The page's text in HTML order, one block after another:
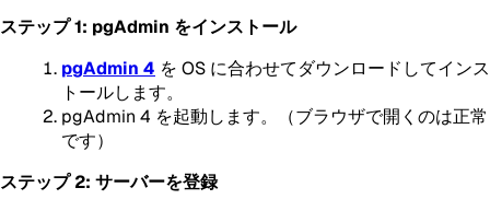
ステップ 1: pgAdmin をインストール
pgAdmin 4 を OS に合わせてダウンロードしてインス
トールします。
pgAdmin 4 を起動します。（ブラウザで開くのは正常
です）
ステップ 2: サーバーを登録